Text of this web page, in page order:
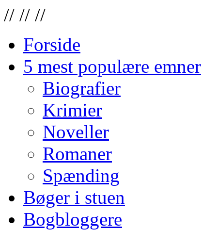
// // //
Forside
5 mest populære emner
Biografier
Krimier
Noveller
Romaner
Spænding
Bøger i stuen
Bogbloggere